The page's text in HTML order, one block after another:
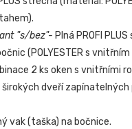
"s/bez"- Plná PROFI
(POLYESTER s vnitřním
2 ks oken s vnitřními
dveří zapínatelných
vak (taška) na bočnice.